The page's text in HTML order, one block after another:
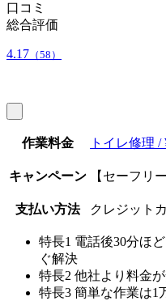
口コミ
総合評価
4.17 （58）
作業料金 トイレ修理 /
キャンペーン 【セーフリ
支払い方法 クレジット
特長1 電話後30分ほ
ぐ解決
特長2 他社より料金
特長3 簡単な作業は1